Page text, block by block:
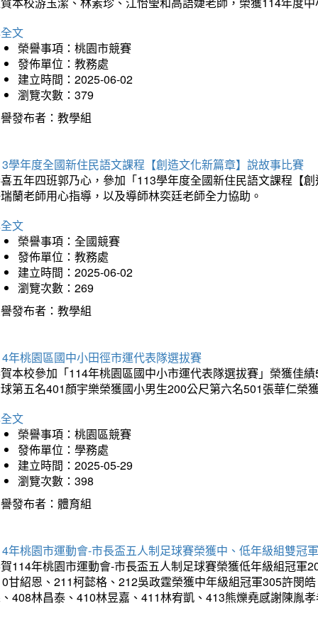
文
榮譽事項：桃園市競賽
發佈單位：教務處
建立時間：2025-06-02
瀏覽次數：379
發布者：教學組
學年度全國新住民語文課程【創造文化新篇章】說故事比賽
五年四班郭乃心，參加「113學年度全國新住民語文課程【
蘭老師用心指導，以及導師林奕廷老師全力協助。
文
榮譽事項：全國競賽
發佈單位：教務處
建立時間：2025-06-02
瀏覽次數：269
發布者：教學組
年桃園區國中小田徑市運代表隊選拔賽
本校參加「114年桃園區國中小市運代表隊選拔賽」榮獲佳
第五名401顏宇樂榮獲國小男生200公尺第六名501張華仁
文
榮譽事項：桃園區競賽
發佈單位：學務處
建立時間：2025-05-29
瀏覽次數：398
發布者：體育組
年桃園市運動會-市長盃五人制足球賽榮獲中、低年級組雙冠軍
114年桃園市運動會-市長盃五人制足球賽榮獲低年級組冠
甘紹恩、211柯懿格、212吳政霆榮獲中年級組冠軍305許閔
408林昌泰、410林昱嘉、411林宥凱、413熊爍堯感謝陳胤